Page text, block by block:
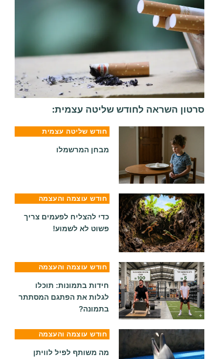
סרטון השראה לחודש שליטה עצמית:
חודש שליטה עצמית
מבחן המרשמלו
חודש עוצמה והעצמה
כדי להצליח לפעמים צריך
פשוט לא לשמוע!
חודש עוצמה והעצמה
חידות בתמונות: תוכלו
לגלות את הפתגם המסתתר
בתמונה?
חודש עוצמה והעצמה
מה משותף לפיל לוויתן